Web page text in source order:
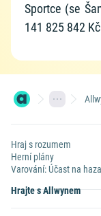
Sportce (se
141 825 842
Hraj s rozumem
Herní plány
Varování: Účast na
Hrajte s Allwynem